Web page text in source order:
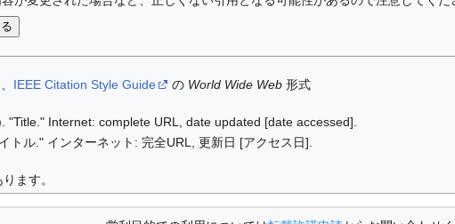
IEEE Citation Style Guide の World Wide Web 形式
"Title." Internet: complete URL, date updated [date accessed].
トル." インターネット: 完全URL, 更新日 [アクセス日].
ます。